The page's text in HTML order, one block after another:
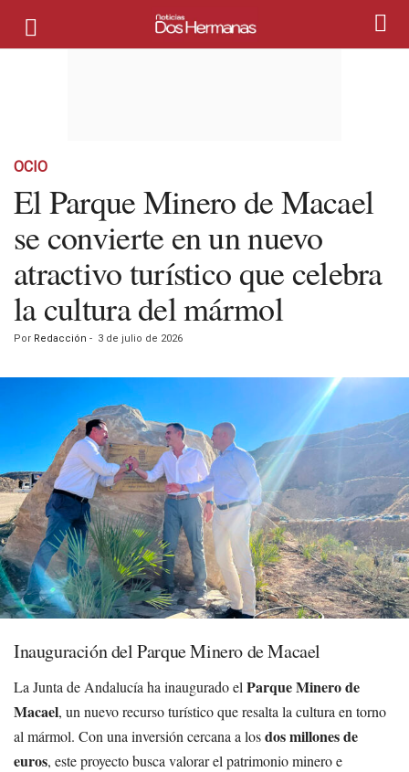
OCIO
El Parque Minero de Macael
se convierte en un nuevo
atractivo turístico que celebra
la cultura del mármol
Por Redacción - 3 de julio de 2026
Inauguración del Parque Minero de Macael
La Junta de Andalucía ha inaugurado el Parque Minero de
Macael, un nuevo recurso turístico que resalta la cultura en torno
al mármol. Con una inversión cercana a losdos millones de
euros, este proyecto busca valorar el patrimonio minero e